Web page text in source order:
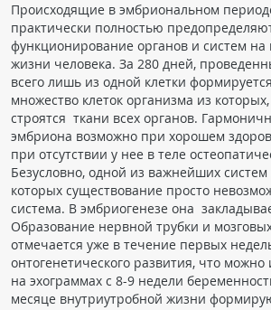
Наш сборник ссылок
Чат RADIOMED
ОБРАЗОВАНИЕ
Интерактивные задания
Презентации
Публикации
Видео
Журнал "Лучевая диагностика
Происходящие в эмбриональном
практически полностью
функционирование органов и систем
жизни человека. За 280 дней,
всего лишь из одной клетки
множество клеток организма из
строятся ткани всех органов.
эмбриона возможно при хорошем
при отсутствии у нее в теле
Безусловно, одной из важнейших систем
которых существование просто
система. В эмбриогенезе она
Образование нервной трубки и
отмечается уже в течение первых
онтогенетического развития, что
на эхограммах с 8-9 недели
месяце внутриутробной жизни